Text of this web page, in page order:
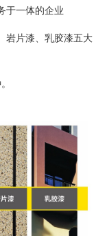
于一体的企业
岩片漆、乳胶漆五大